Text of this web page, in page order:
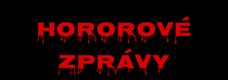
Hororové
zprávy